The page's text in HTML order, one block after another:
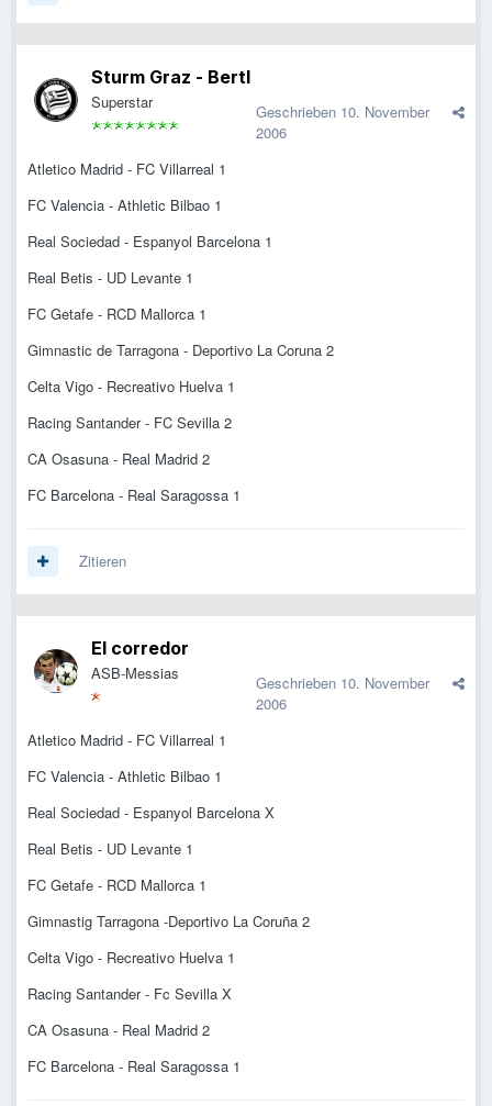
Sturm Graz - Bertl
Superstar Geschrieben 10. November
2006
Atletico Madrid - FC Villarreal 1
FC Valencia - Athletic Bilbao 1
Real Sociedad - Espanyol Barcelona 1
Real Betis - UD Levante 1
FC Getafe - RCD Mallorca 1
Gimnastic de Tarragona - Deportivo La Coruna 2
Celta Vigo - Recreativo Huelva 1
Racing Santander - FC Sevilla 2
CA Osasuna - Real Madrid 2
FC Barcelona - Real Saragossa 1
Zitieren
El corredor
ASB-Messias Geschrieben 10. November
2006
Atletico Madrid - FC Villarreal 1
FC Valencia - Athletic Bilbao 1
Real Sociedad - Espanyol Barcelona X
Real Betis - UD Levante 1
FC Getafe - RCD Mallorca 1
Gimnastig Tarragona -Deportivo La Coruña 2
Celta Vigo - Recreativo Huelva 1
Racing Santander - Fc Sevilla X
CA Osasuna - Real Madrid 2
FC Barcelona - Real Saragossa 1